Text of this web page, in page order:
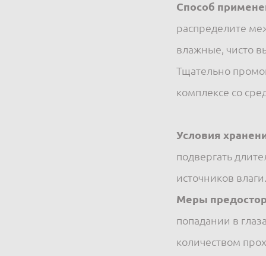
Способ
распределите
влажные, чисто
Тщательно
комплексе со
Условия
подвергать
источников влаги.
Меры
попадании в
количеством